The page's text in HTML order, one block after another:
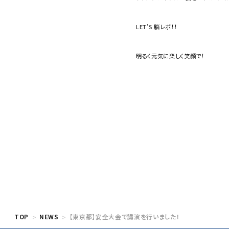
LET’S 脳レボ！！
明るく元気に楽しく笑顔で！
TOP NEWS 【東京都】安全大会で講演を行いました！